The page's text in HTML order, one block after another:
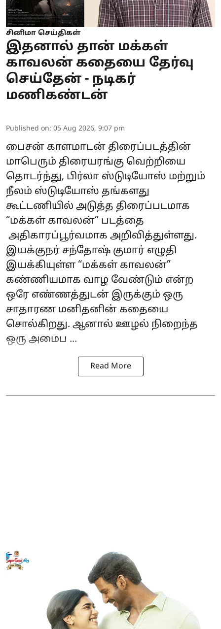
சினிமா செய்திகள்
இதனால் தான் மக்கள்
காவலன் கதையை தேர்வு
செய்தேன் - நடிகர்
மணிகண்டன்
Published on: 05 Aug 2026, 9:07 pm
பைசன் காளமாடன் திரைப்படத்தின்
மாபெரும் திரையரங்கு வெற்றியை
தொடர்ந்து, பிர்லா ஸ்டுடியோஸ் மற்றும்
நீலம் ஸ்டுடியோஸ் தங்களது
கூட்டணியில் அடுத்த திரைப்படமாக
“மக்கள் காவலன்” படத்தை
அதிகாரப்பூர்வமாக அறிவித்துள்ளது.
இயக்குநர் சந்தோஷ் குமார் எழுதி
இயக்கியுள்ள “மக்கள் காவலன்”
கண்ணியமாக வாழ வேண்டும் என்ற
ஒரே எண்ணத்துடன் இருக்கும் ஒரு
சாதாரண மனிதனின் கதையை
சொல்கிறது. ஆனால் ஊழல் நிறைந்த
ஒரு அமைப ...
Read More